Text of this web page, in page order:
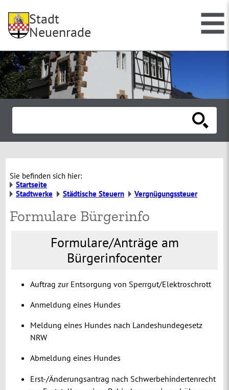
Stadt
Neuenrade
Sie befinden sich hier:
Startseite
Stadtwerke
Städtische Steuern Vergnügungssteuer
Formulare Bürgerinfo
Formulare/Anträge am
Bürgerinfocenter
Auftrag zur Entsorgung von Sperrgut/Elektroschrott
Anmeldung eines Hundes
Meldung eines Hundes nach Landeshundegesetz
NRW
Abmeldung eines Hundes
Erst-/Änderungsantrag nach Schwerbehindertenrecht